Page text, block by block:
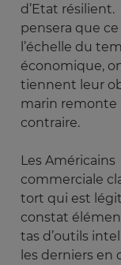
d’Etat
pensera que
l’échelle du
économique,
tiennent leur
marin remonte
contraire.
Les
commerciale
tort qui est
constat
tas d’outils
les derniers en